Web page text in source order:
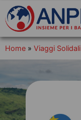
Home » Viaggi Solidali